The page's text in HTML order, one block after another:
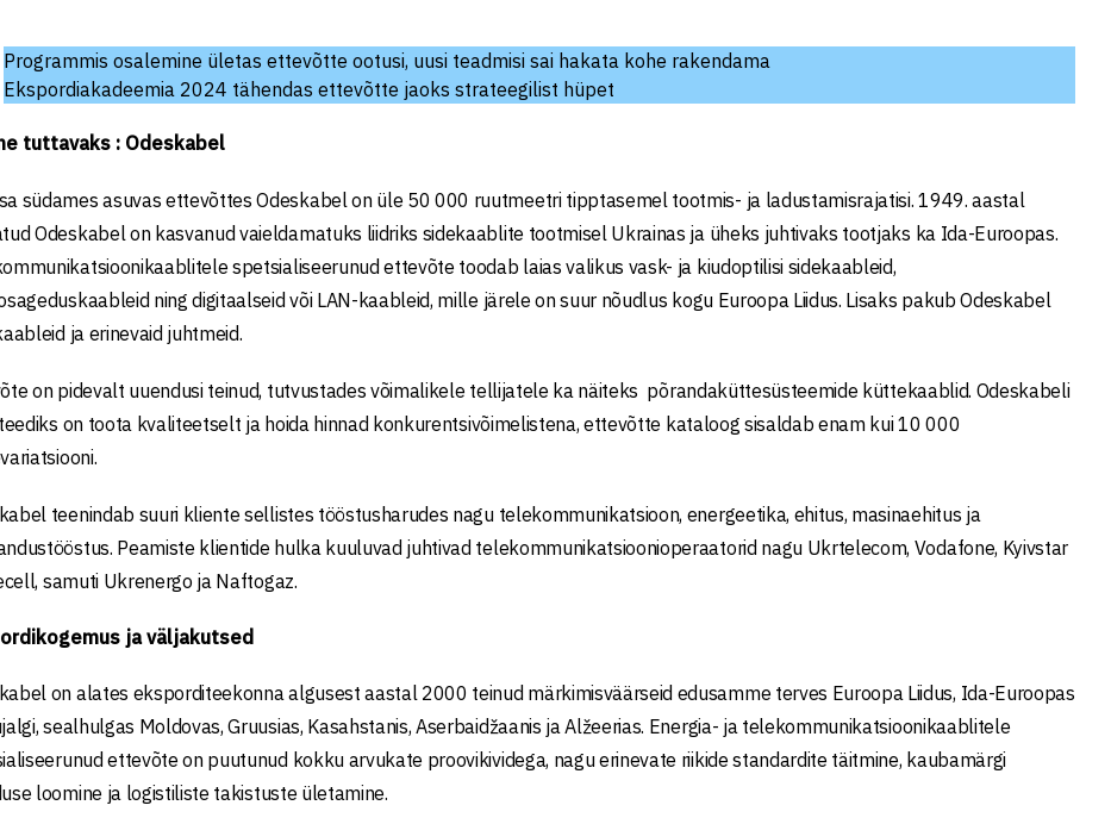
Programmis osalemine ületas ettevõtte ootusi, uusi teadmisi sai hakata kohe rakendama
Ekspordiakadeemia 2024 tähendas ettevõtte jaoks strateegilist hüpet
tuttavaks : Odeskabel
südames asuvas ettevõttes Odeskabel on üle 50 000 ruutmeetri tipptasemel tootmis- ja ladustamisrajatisi. 1949. aastal
Odeskabel on kasvanud vaieldamatuks liidriks sidekaablite tootmisel Ukrainas ja üheks juhtivaks tootjaks ka Ida-Euroopas.
spetsialiseerunud ettevõte toodab laias valikus vask- ja kiudoptilisi sidekaableid,
ning digitaalseid või LAN-kaableid, mille järele on suur nõudlus kogu Euroopa Liidus. Lisaks pakub Odeskabel
ja erinevaid juhtmeid.
on pidevalt uuendusi teinud, tutvustades võimalikele tellijatele ka näiteks põrandaküttesüsteemide küttekaablid. Odeskabeli
on toota kvaliteetselt ja hoida hinnad konkurentsivõimelistena, ettevõtte kataloog sisaldab enam kui 10 000
teenindab suuri kliente sellistes tööstusharudes nagu telekommunikatsioon, energeetika, ehitus, masinaehitus ja
Peamiste klientide hulka kuuluvad juhtivad telekommunikatsioonioperaatorid nagu Ukrtelecom, Vodafone, Kyivstar
samuti Ukrenergo ja Naftogaz.
ja väljakutsed
on alates eksporditeekonna algusest aastal 2000 teinud märkimisväärseid edusamme terves Euroopa Liidus, Ida-Euroopas
sealhulgas Moldovas, Gruusias, Kasahstanis, Aserbaidžaanis ja Alžeerias. Energia- ja telekommunikatsioonikaablitele
ettevõte on puutunud kokku arvukate proovikividega, nagu erinevate riikide standardite täitmine, kaubamärgi
loomine ja logistiliste takistuste ületamine.